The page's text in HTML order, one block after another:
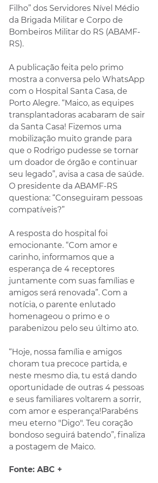
Filho” dos Servidores Nível Médio
da Brigada Militar e Corpo de
Bombeiros Militar do RS (ABAMF-
RS).
A publicação feita pelo primo
mostra a conversa pelo WhatsApp
com o Hospital Santa Casa, de
Porto Alegre. “Maico, as equipes
transplantadoras acabaram de sair
da Santa Casa! Fizemos uma
mobilização muito grande para
que o Rodrigo pudesse se tornar
um doador de órgão e continuar
seu legado”, avisa a casa de saúde.
O presidente da ABAMF-RS
questiona: “Conseguiram pessoas
compatíveis?”
A resposta do hospital foi
emocionante. “Com amor e
carinho, informamos que a
esperança de 4 receptores
juntamente com suas famílias e
amigos será renovada”. Com a
notícia, o parente enlutado
homenageou o primo e o
parabenizou pelo seu último ato.
“Hoje, nossa família e amigos
choram tua precoce partida, e
neste mesmo dia, tu está dando
oportunidade de outras 4 pessoas
e seus familiares voltarem a sorrir,
com amor e esperança!Parabéns
meu eterno "Digo". Teu coração
bondoso seguirá batendo”, finaliza
a postagem de Maico.
Fonte: ABC +